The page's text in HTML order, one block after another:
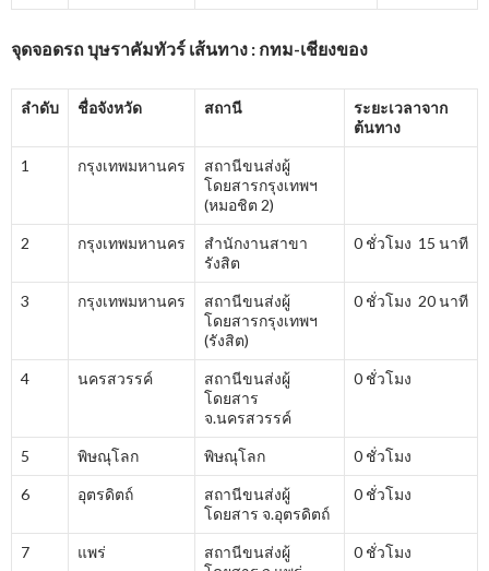
จุดจอดรถ บุษราคัมทัวร์ เส้นทาง : กทม-เชียงของ
ลำดับ ชื่อจังหวัด สถานี
ระยะเวลาจาก
ต้นทาง
1 กรุงเทพมหานคร
สถานีขนส่งผู้
โดยสารกรุงเทพฯ
(หมอชิต 2)
2 กรุงเทพมหานคร
สำนักงานสาขา
รังสิต
0 ชั่วโมง 15 นาที
3 กรุงเทพมหานคร
สถานีขนส่งผู้
โดยสารกรุงเทพฯ
(รังสิต)
0 ชั่วโมง 20 นาที
4 นครสวรรค์
สถานีขนส่งผู้
โดยสาร
จ.นครสวรรค์
0 ชั่วโมง
5 พิษณุโลก พิษณุโลก 0 ชั่วโมง
6 อุตรดิตถ์
สถานีขนส่งผู้
โดยสาร จ.อุตรดิตถ์
0 ชั่วโมง
7 แพร่
สถานีขนส่งผู้
0 ชั่วโมง